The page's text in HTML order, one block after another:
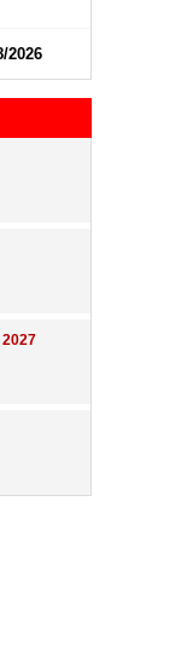
2026